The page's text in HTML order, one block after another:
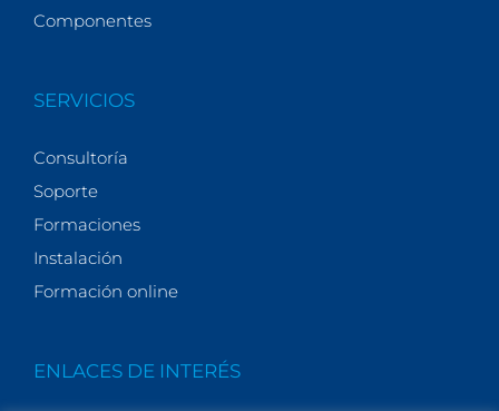
Componentes
SERVICIOS
Consultoría
Soporte
Formaciones
Instalación
Formación online
ENLACES DE INTERÉS